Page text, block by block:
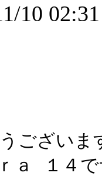
10 02:31
ございま
ａ １４